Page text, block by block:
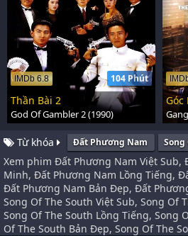
104 Phút
IMDb 6.8
Thần Bài 2
God Of Gambler 2 (1990)
Góc
Từ khóa Đất Phương Nam Song
Xem phim Đất Phương Nam Việt Sub,
Minh, Đất Phương Nam Lồng Tiếng,
Đất Phương Nam Bản Đẹp, Đất
Song Of The South Việt Sub, Song Of
Song Of The South Lồng Tiếng, Song
Of The South Bản Đẹp, Song Of The